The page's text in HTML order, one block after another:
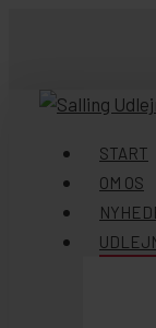
content
søg
Menu
START
OM OS